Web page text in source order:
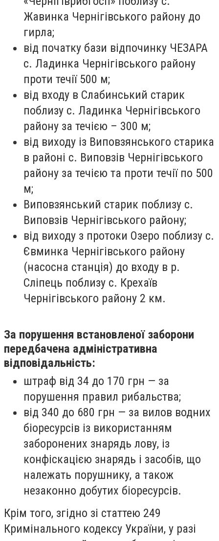
Жавинка Чернігівського району до
гирла;
від початку бази відпочинку ЧЕЗАРА
с. Ладинка Чернігівського району
проти течії 500 м;
від входу в Слабинський старик
поблизу с. Ладинка Чернігівського
району за течією – 300 м;
від виходу із Виповзянського старика
в районі с. Виповзів Чернігівського
району за течією та проти течії по 500
м;
Виповзянський старик поблизу с.
Виповзів Чернігівського району;
від виходу з протоки Озеро поблизу с.
Євминка Чернігівського району
(насосна станція) до входу в р.
Сліпець поблизу с. Крехаїв
Чернігівського району 2 км.
За порушення встановленої заборони
передбачена адміністративна
відповідальність:
штраф від 34 до 170 грн — за
порушення правил рибальства;
від 340 до 680 грн — за вилов водних
біоресурсів із використанням
заборонених знарядь лову, із
конфіскацією знарядь і засобів, що
належать порушнику, а також
незаконно добутих біоресурсів.
Крім того, згідно зі статтею 249
Кримінального кодексу України, у разі